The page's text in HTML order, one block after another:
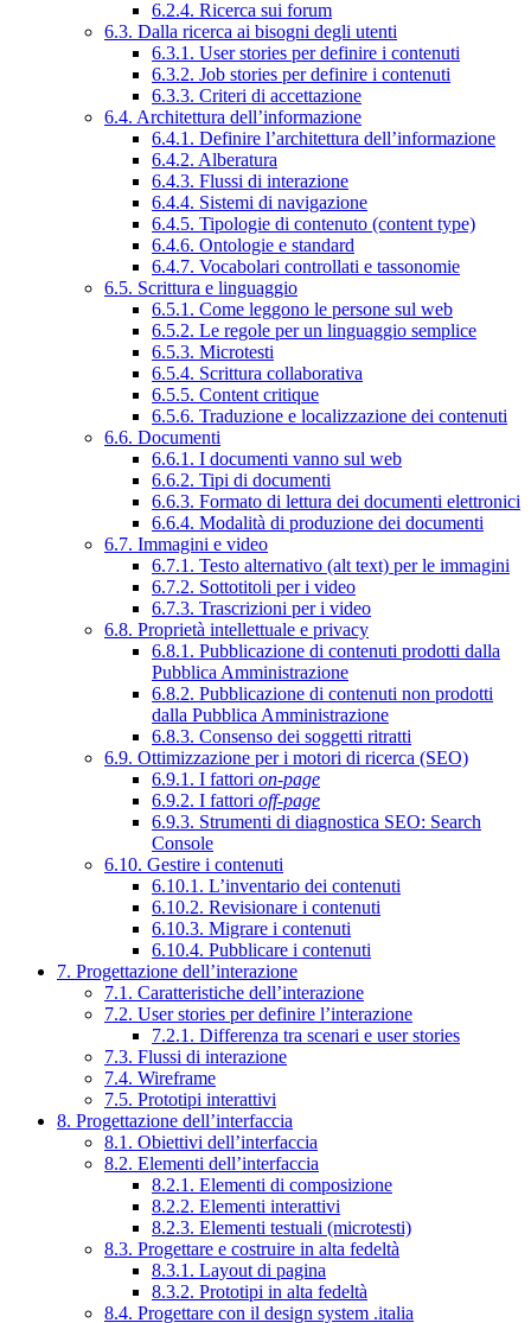
6.2.4. Ricerca sui forum
6.3. Dalla ricerca ai bisogni degli utenti
6.3.1. User stories per definire i contenuti
6.3.2. Job stories per definire i contenuti
6.3.3. Criteri di accettazione
6.4. Architettura dell’informazione
6.4.1. Definire l’architettura dell’informazione
6.4.2. Alberatura
6.4.3. Flussi di interazione
6.4.4. Sistemi di navigazione
6.4.5. Tipologie di contenuto (content type)
6.4.6. Ontologie e standard
6.4.7. Vocabolari controllati e tassonomie
6.5. Scrittura e linguaggio
6.5.1. Come leggono le persone sul web
6.5.2. Le regole per un linguaggio semplice
6.5.3. Microtesti
6.5.4. Scrittura collaborativa
6.5.5. Content critique
6.5.6. Traduzione e localizzazione dei contenuti
6.6. Documenti
6.6.1. I documenti vanno sul web
6.6.2. Tipi di documenti
6.6.3. Formato di lettura dei documenti elettronici
6.6.4. Modalità di produzione dei documenti
6.7. Immagini e video
6.7.1. Testo alternativo (alt text) per le immagini
6.7.2. Sottotitoli per i video
6.7.3. Trascrizioni per i video
6.8. Proprietà intellettuale e privacy
6.8.1. Pubblicazione di contenuti prodotti dalla
Pubblica Amministrazione
6.8.2. Pubblicazione di contenuti non prodotti
dalla Pubblica Amministrazione
6.8.3. Consenso dei soggetti ritratti
6.9. Ottimizzazione per i motori di ricerca (SEO)
6.9.1. I fattori on-page
6.9.2. I fattori off-page
6.9.3. Strumenti di diagnostica SEO: Search
Console
6.10. Gestire i contenuti
6.10.1. L’inventario dei contenuti
6.10.2. Revisionare i contenuti
6.10.3. Migrare i contenuti
6.10.4. Pubblicare i contenuti
7. Progettazione dell’interazione
7.1. Caratteristiche dell’interazione
7.2. User stories per definire l’interazione
7.2.1. Differenza tra scenari e user stories
7.3. Flussi di interazione
7.4. Wireframe
7.5. Prototipi interattivi
8. Progettazione dell’interfaccia
8.1. Obiettivi dell’interfaccia
8.2. Elementi dell’interfaccia
8.2.1. Elementi di composizione
8.2.2. Elementi interattivi
8.2.3. Elementi testuali (microtesti)
8.3. Progettare e costruire in alta fedeltà
8.3.1. Layout di pagina
8.3.2. Prototipi in alta fedeltà
8.4. Progettare con il design system .italia